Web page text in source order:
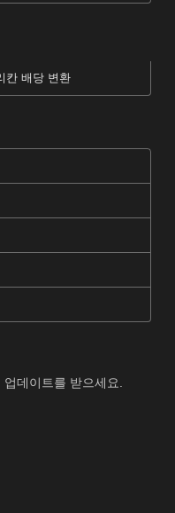
칸 배당 변환
데이트를 받으세요.